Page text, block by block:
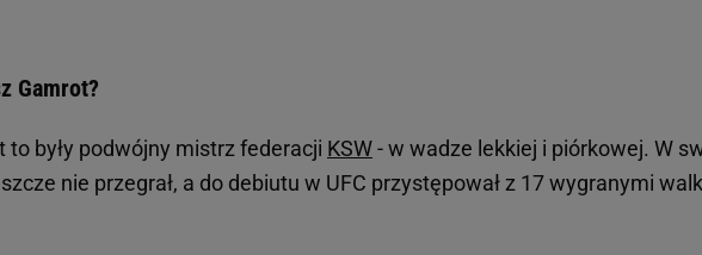
Gamrot?
to były podwójny mistrz federacji KSW- w wadze lekkiej i piórkowej. W
nie przegrał, a do debiutu w UFC przystępował z 17 wygranymi